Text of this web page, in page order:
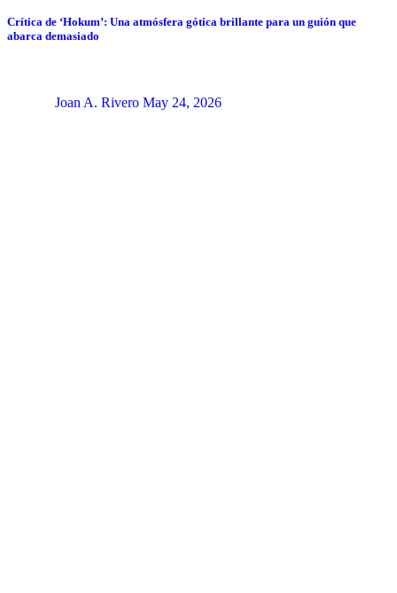
Crítica de ‘Hokum’: Una atmósfera gótica brillante para un guión que
abarca demasiado
Joan A. Rivero May 24, 2026